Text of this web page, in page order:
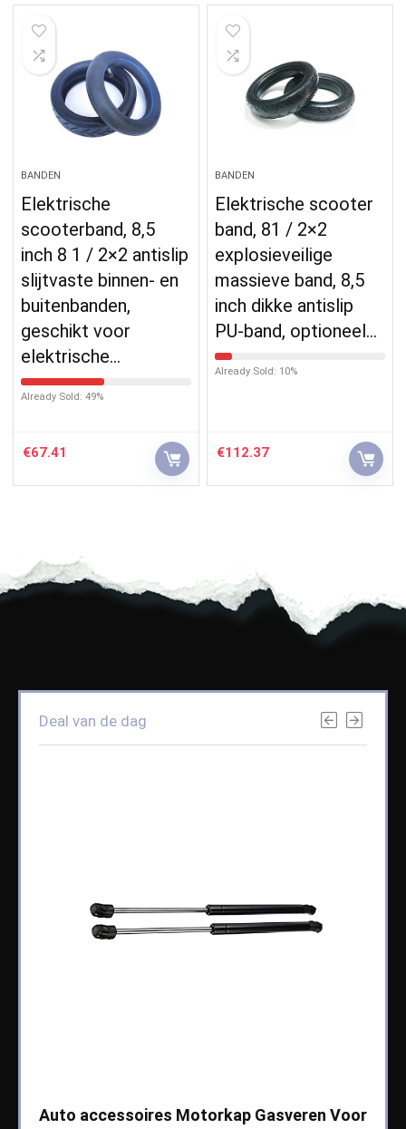
BANDEN
Elektrische
scooterband, 8,5
inch 8 1 / 2×2 antislip
slijtvaste binnen- en
buitenbanden,
geschikt voor
elektrische…
Already Sold: 49%
€67.41
BANDEN
Elektrische scooter
band, 81 / 2×2
explosieveilige
massieve band, 8,5
inch dikke antislip
PU-band, optioneel…
Already Sold: 10%
€112.37
Deal van de dag
Auto accessoires Motorkap Gasveren Voor